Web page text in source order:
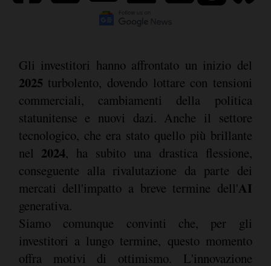
Gli investitori hanno affrontato un inizio del
2025 turbolento, dovendo lottare con tensioni
commerciali, cambiamenti della politica
statunitense e nuovi dazi. Anche il settore
tecnologico, che era stato quello più brillante
nel 2024, ha subito una drastica flessione,
conseguente alla rivalutazione da parte dei
mercati dell'impatto a breve termine dell'AI
generativa.
Siamo comunque convinti che, per gli
investitori a lungo termine, questo momento
offra motivi di ottimismo. L'innovazione